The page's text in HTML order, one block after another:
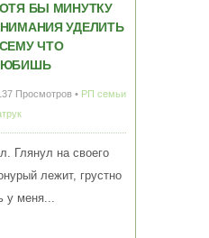
БЫ МИНУТКУ
УДЕЛИТЬ
ЧТО
Просмотров • РП семьи
Глянул на своего
лежит, грустно
у меня...